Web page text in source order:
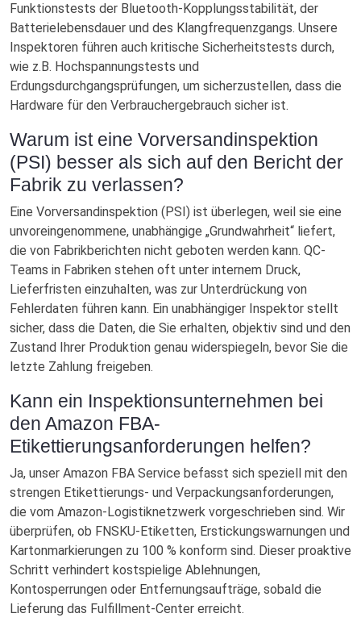
Funktionstests der Bluetooth-Kopplungsstabilität, der
Batterielebensdauer und des Klangfrequenzgangs. Unsere
Inspektoren führen auch kritische Sicherheitstests durch,
wie z.B. Hochspannungstests und
Erdungsdurchgangsprüfungen, um sicherzustellen, dass die
Hardware für den Verbrauchergebrauch sicher ist.
Warum ist eine Vorversandinspektion
(PSI) besser als sich auf den Bericht der
Fabrik zu verlassen?
Eine Vorversandinspektion (PSI) ist überlegen, weil sie eine
unvoreingenommene, unabhängige „Grundwahrheit“ liefert,
die von Fabrikberichten nicht geboten werden kann. QC-
Teams in Fabriken stehen oft unter internem Druck,
Lieferfristen einzuhalten, was zur Unterdrückung von
Fehlerdaten führen kann. Ein unabhängiger Inspektor stellt
sicher, dass die Daten, die Sie erhalten, objektiv sind und den
Zustand Ihrer Produktion genau widerspiegeln, bevor Sie die
letzte Zahlung freigeben.
Kann ein Inspektionsunternehmen bei
den Amazon FBA-
Etikettierungsanforderungen helfen?
Ja, unser Amazon FBA Service befasst sich speziell mit den
strengen Etikettierungs- und Verpackungsanforderungen,
die vom Amazon-Logistiknetzwerk vorgeschrieben sind. Wir
überprüfen, ob FNSKU-Etiketten, Erstickungswarnungen und
Kartonmarkierungen zu 100 % konform sind. Dieser proaktive
Schritt verhindert kostspielige Ablehnungen,
Kontosperrungen oder Entfernungsaufträge, sobald die
Lieferung das Fulfillment-Center erreicht.